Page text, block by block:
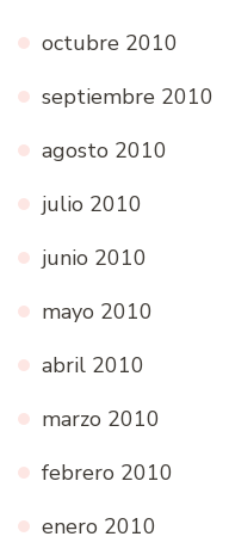
octubre 2010
septiembre 2010
agosto 2010
julio 2010
junio 2010
mayo 2010
abril 2010
marzo 2010
febrero 2010
enero 2010